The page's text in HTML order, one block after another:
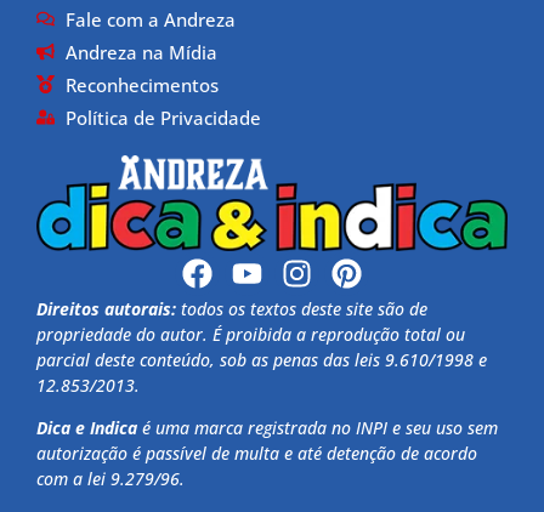
Fale com a Andreza
Andreza na Mídia
Reconhecimentos
Política de Privacidade
Direitos autorais: todos os textos deste site são de
propriedade do autor. É proibida a reprodução total ou
parcial deste conteúdo, sob as penas das leis 9.610/1998 e
12.853/2013.
Dica e Indica é uma marca registrada no INPI e seu uso sem
autorização é passível de multa e até detenção de acordo
com a lei 9.279/96.